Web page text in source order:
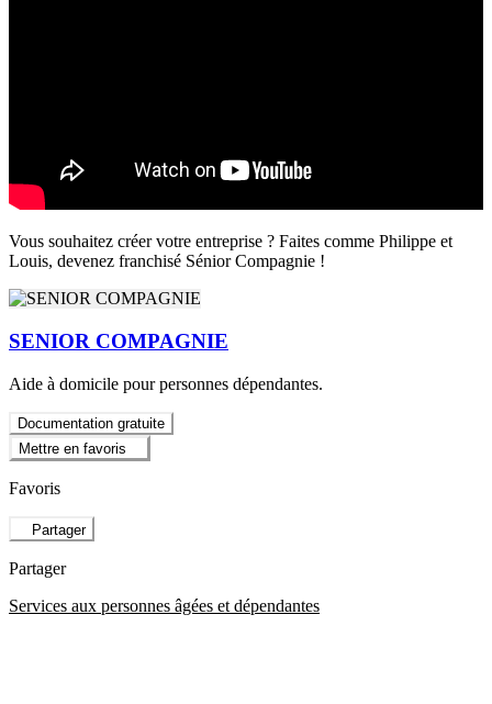
Vous souhaitez créer votre entreprise ? Faites comme Philippe et
Louis, devenez franchisé Sénior Compagnie !
SENIOR COMPAGNIE
Aide à domicile pour personnes dépendantes.
Documentation gratuite
Mettre en favoris
Favoris
Partager
Partager
Services aux personnes âgées et dépendantes